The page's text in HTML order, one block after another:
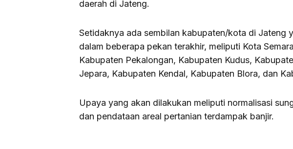
daerah di Jateng.
Setidaknya ada sembilan kabupaten/kota di Jateng
dalam beberapa pekan terakhir, meliputi Kota
Kabupaten Pekalongan, Kabupaten Kudus,
Jepara, Kabupaten Kendal, Kabupaten Blora, dan
Upaya yang akan dilakukan meliputi normalisasi
dan pendataan areal pertanian terdampak banjir.